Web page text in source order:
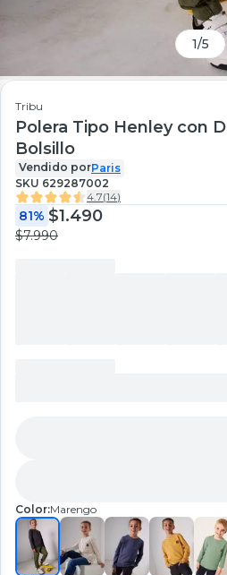
1/5
Tribu
Polera Tipo Henley con
Bolsillo
Vendido porParis
SKU 629287002
4.7(14)
81% $1.490
$7.990
Color:Marengo